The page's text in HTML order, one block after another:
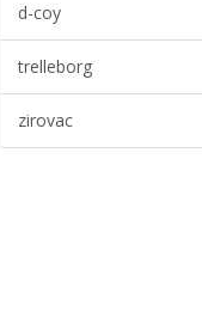
d-coy
trelleborg
zirovac